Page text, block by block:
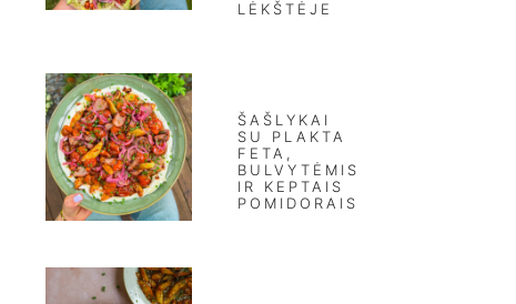
LĖKŠTĖJE
ŠAŠLYKAI
SU PLAKTA
FETA,
BULVYTĖMIS
IR KEPTAIS
POMIDORAIS